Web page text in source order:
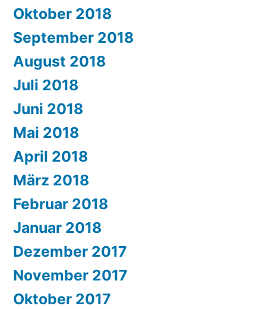
Oktober 2018
September 2018
August 2018
Juli 2018
Juni 2018
Mai 2018
April 2018
März 2018
Februar 2018
Januar 2018
Dezember 2017
November 2017
Oktober 2017